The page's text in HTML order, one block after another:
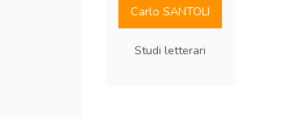
Carlo SANTOLI
Studi letterari